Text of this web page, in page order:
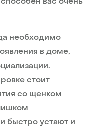
необходимо
в доме,
стоит
со щенком
быстро устают и